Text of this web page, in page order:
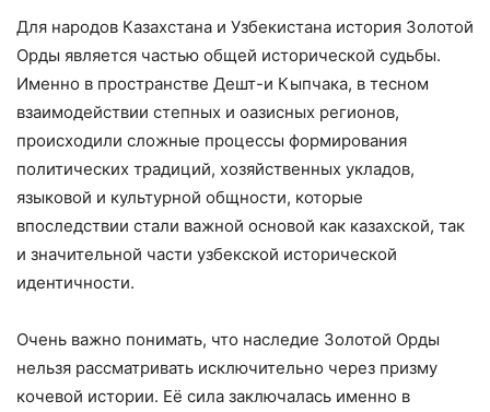
Для народов Казахстана и Узбекистана история Золотой
Орды является частью общей исторической судьбы.
Именно в пространстве Дешт-и Кыпчака, в тесном
взаимодействии степных и оазисных регионов,
происходили сложные процессы формирования
политических традиций, хозяйственных укладов,
языковой и культурной общности, которые
впоследствии стали важной основой как казахской, так
и значительной части узбекской исторической
идентичности.
Очень важно понимать, что наследие Золотой Орды
нельзя рассматривать исключительно через призму
кочевой истории. Её сила заключалась именно в